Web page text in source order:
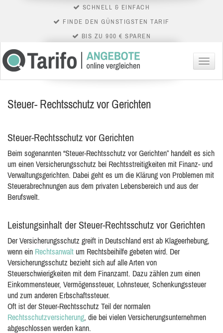
SCHNELL & EINFACH
FINDE DEN GÜNSTIGSTEN TARIF
BIS ZU 900 € SPAREN
Menü
Steuer- Rechtsschutz vor Gerichten
Steuer-Rechtsschutz vor Gerichten
Beim sogenannten “Steuer-Rechtsschutz vor Gerichten” handelt es sich
um einen Versicherungsschutz bei Rechtsstreitigkeiten mit Finanz- und
Verwaltungsgerichten. Dabei geht es um die Klärung von Problemen mit
Steuerabrechnungen aus dem privaten Lebensbereich und aus der
Berufswelt.
Leistungsinhalt der Steuer-Rechtsschutz vor Gerichten
Der Versicherungsschutz greift in Deutschland erst ab Klageerhebung,
wenn ein Rechtsanwalt um Rechtsbeihilfe gebeten wird. Der
Versicherungsschutz bezieht sich auf alle Arten von
Steuerschwierigkeiten mit dem Finanzamt. Dazu zählen zum einen
Einkommensteuer, Vermögenssteuer, Lohnsteuer, Schenkungssteuer
und zum anderen Erbschaftssteuer.
Oft ist der Steuer-Rechtsschutz Teil der normalen
Rechtsschutzversicherung, die bei vielen Versicherungsunternehmen
abgeschlossen werden kann.